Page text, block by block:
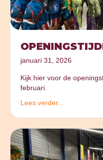
januari 31, 2026
Kijk hier voor de
februari.
Lees verder...